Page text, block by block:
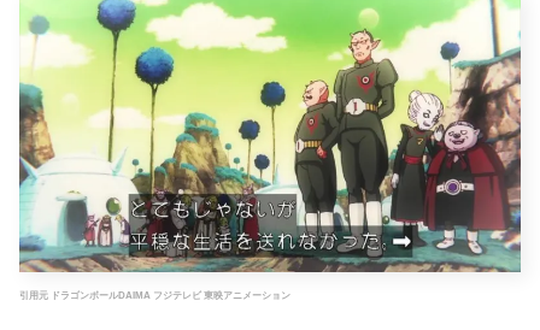
引用元 ドラゴンボールDAIMA フジテレビ 東映アニメーション